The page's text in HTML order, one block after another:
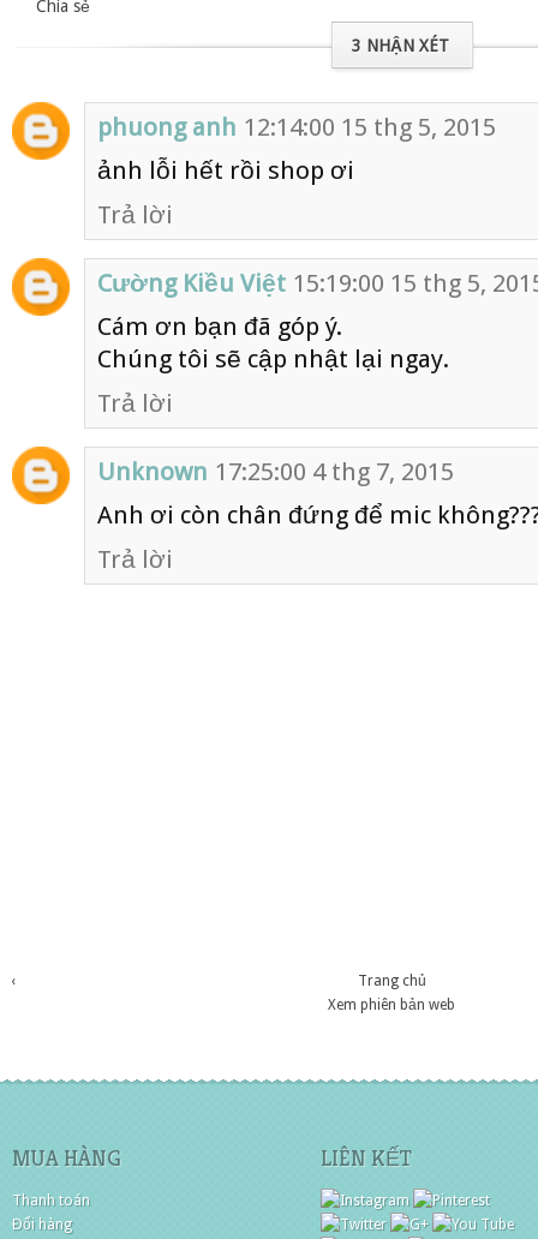
Chia sẻ
3 NHẬN XÉT
phuong anh 12:14:00 15 thg 5, 2015
ảnh lỗi hết rồi shop ơi
Trả lời
Cường Kiều Việt 15:19:00 15 thg 5,
Cám ơn bạn đã góp ý.
Chúng tôi sẽ cập nhật lại ngay.
Trả lời
Unknown 17:25:00 4 thg 7, 2015
Anh ơi còn chân đứng để mic
Trả lời
‹
Trang chủ
Xem phiên bản web
MUA HÀNG
Thanh toán
Đổi hàng
LIÊN KẾT